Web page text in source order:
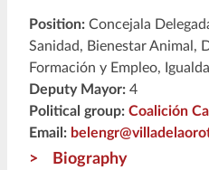
Position: Concejala
Sanidad, Bienestar Animal,
Formación y Empleo,
Deputy Mayor: 4
Political group: Coalición
Email:
Biography